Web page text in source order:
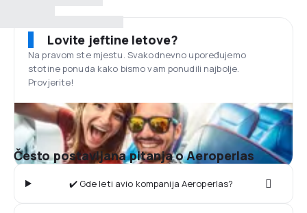
Lovite jeftine letove?
Na pravom ste mjestu. Svakodnevno upoređujemo
stotine ponuda kako bismo vam ponudili najbolje.
Provjerite!
Često postavljana pitanja o Aeroperlas
✔️ Gde leti avio kompanija Aeroperlas?